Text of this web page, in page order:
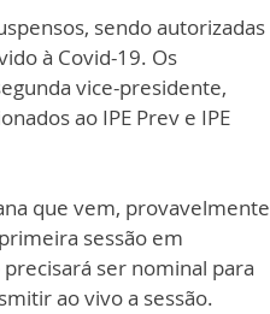
sendo autorizadas
à Covid-19. Os
vice-presidente,
ao IPE Prev e IPE
que vem, provavelmente
sessão em
ser nominal para
ao vivo a sessão.